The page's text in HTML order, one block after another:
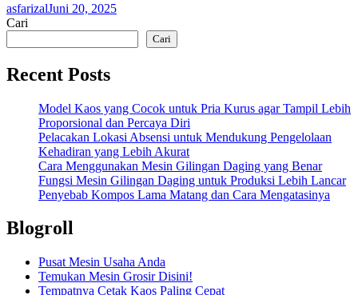
asfarizalJuni 20, 2025
Cari
Cari
Recent Posts
Model Kaos yang Cocok untuk Pria Kurus agar Tampil Lebih
Proporsional dan Percaya Diri
Pelacakan Lokasi Absensi untuk Mendukung Pengelolaan
Kehadiran yang Lebih Akurat
Cara Menggunakan Mesin Gilingan Daging yang Benar
Fungsi Mesin Gilingan Daging untuk Produksi Lebih Lancar
Penyebab Kompos Lama Matang dan Cara Mengatasinya
Blogroll
Pusat Mesin Usaha Anda
Temukan Mesin Grosir Disini!
Tempatnya Cetak Kaos Paling Cepat